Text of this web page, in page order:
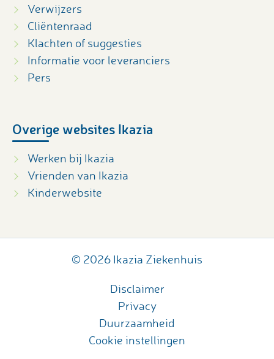
Verwijzers
Cliëntenraad
Klachten of suggesties
Informatie voor leveranciers
Pers
Overige websites Ikazia
Werken bij Ikazia
Vrienden van Ikazia
Kinderwebsite
© 2026 Ikazia Ziekenhuis
Disclaimer
Privacy
Duurzaamheid
Cookie instellingen